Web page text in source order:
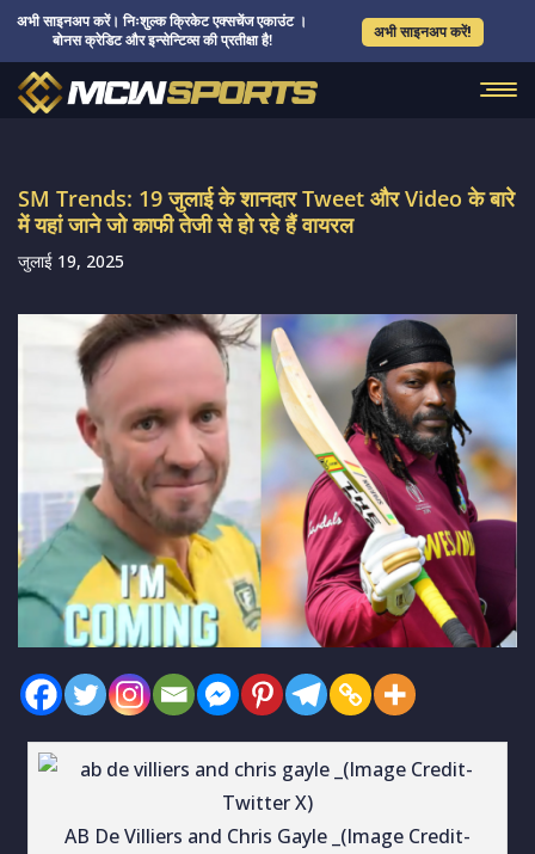
अभी साइनअप करें। निःशुल्क क्रिकेट एक्सचेंज एकाउंट ।
बोनस क्रेडिट और इन्सेन्टिव्स की प्रतीक्षा है!
अभी साइनअप करें!
SM Trends: 19 जुलाई के शानदार Tweet और Video के बारे
में यहां जाने जो काफी तेजी से हो रहे हैं वायरल
जुलाई 19, 2025
AB De Villiers and Chris Gayle _(Image Credit-